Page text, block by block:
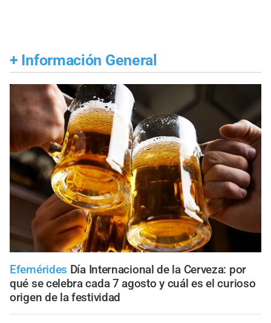
+ Información General
Efemérides Día Internacional de la Cerveza: por
qué se celebra cada 7 agosto y cuál es el curioso
origen de la festividad